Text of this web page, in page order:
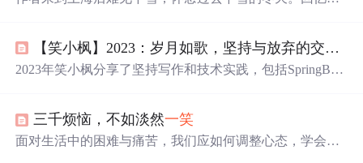
贵
美好的回忆是世界最宝贵的东西 。 【笑小枫】2023：岁月如歌，坚持与放弃的交织；2024：新的征程，希望与期望的绽放
2023年笑小枫分享了坚持写作和技术实践，包括SpringBoot
三千烦恼，不如淡然一笑
面对生活中的困难与痛苦，我们应如何调整心态，学会淡